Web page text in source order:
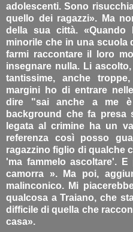
adolescenti. Sono
quello dei ragazzi». Ma
della sua città.
minorile che in una scuola
farmi raccontare il loro
insegnare nulla. Li
tantissime, anche
margini ho di entrare
dire "sai anche a me
background che fa
legata al crimine ha un
referenza così posso
ragazzino figlio di qualche
'ma fammelo ascoltare'.
camorra ». Ma poi,
malinconico. Mi
qualcosa a Traiano, che
difficile di quella che
casa».